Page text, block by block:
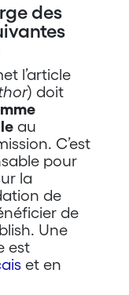
des
l’article
) doit
au
C’est
pour
la
de
de
Une
est
et en